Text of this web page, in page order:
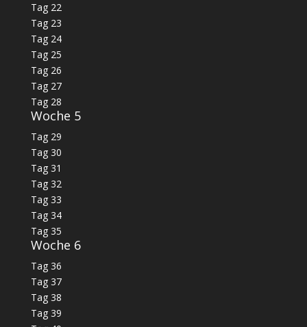
Tag 22
Tag 23
Tag 24
Tag 25
Tag 26
Tag 27
Tag 28
Woche 5
Tag 29
Tag 30
Tag 31
Tag 32
Tag 33
Tag 34
Tag 35
Woche 6
Tag 36
Tag 37
Tag 38
Tag 39